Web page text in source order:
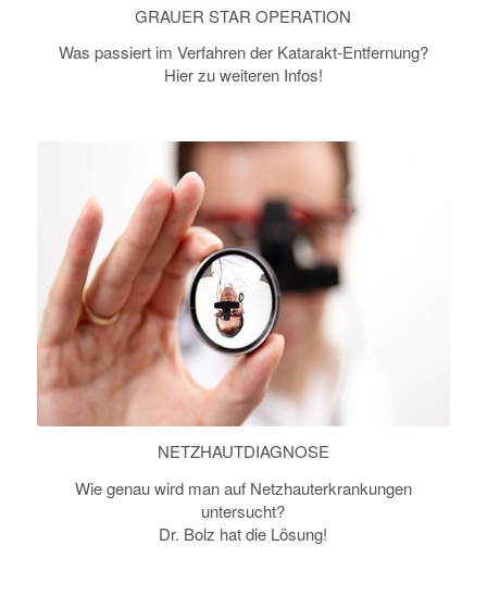
GRAUER STAR OPERATION
Was passiert im Verfahren der Katarakt-Entfernung?
Hier zu weiteren Infos!
NETZHAUTDIAGNOSE
Wie genau wird man auf Netzhauterkrankungen
untersucht?
Dr. Bolz hat die Lösung!